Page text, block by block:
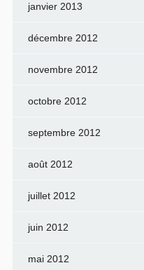
janvier 2013
décembre 2012
novembre 2012
octobre 2012
septembre 2012
août 2012
juillet 2012
juin 2012
mai 2012